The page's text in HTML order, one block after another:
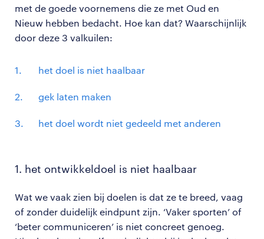
met de goede voornemens die ze met Oud en
Nieuw hebben bedacht. Hoe kan dat? Waarschijnlijk
door deze 3 valkuilen:
het doel is niet haalbaar
gek laten maken
het doel wordt niet gedeeld met anderen
1. het ontwikkeldoel is niet haalbaar
Wat we vaak zien bij doelen is dat ze te breed, vaag
of zonder duidelijk eindpunt zijn. ‘Vaker sporten’ of
‘beter communiceren’ is niet concreet genoeg.